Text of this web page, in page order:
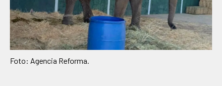
Foto: Agencia Reforma.